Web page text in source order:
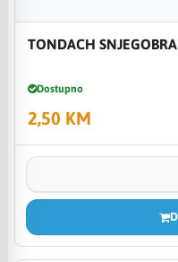
TONDACH
Dostupno
2,50 KM